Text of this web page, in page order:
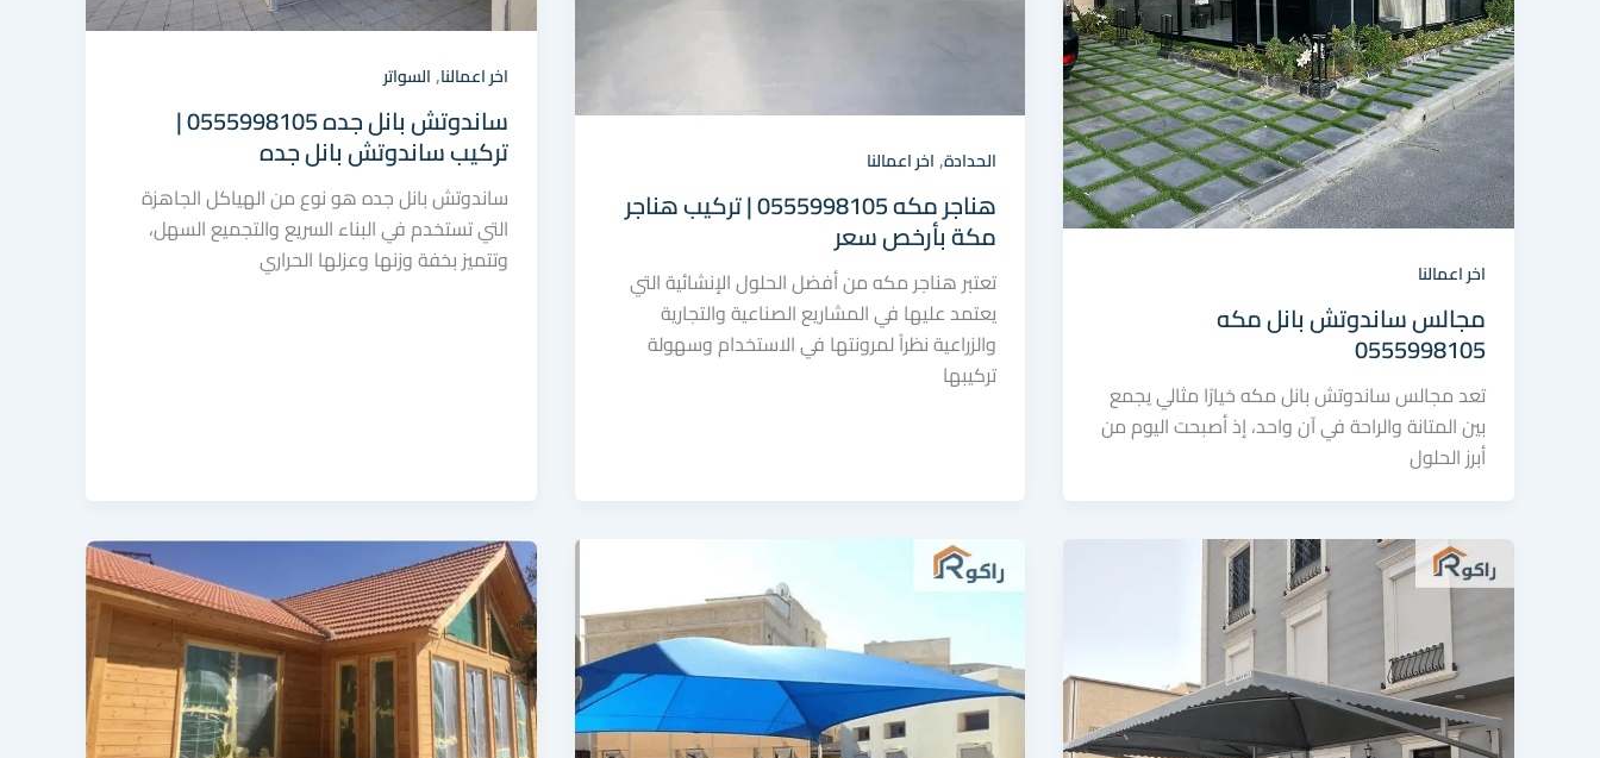
اخر اعمالنا
مجالس ساندوتش بانل مكه
0555998105
تعد مجالس ساندوتش بانل مكه خيارًا مثالي يجمع
بين المتانة والراحة في آن واحد، إذ أصبحت اليوم من
أبرز الحلول
الحدادة,اخر اعمالنا
هناجر مكه 0555998105 | تركيب هناجر
مكة بأرخص سعر
تعتبر هناجر مكه من أفضل الحلول الإنشائية التي
يعتمد عليها في المشاريع الصناعية والتجارية
والزراعية نظراً لمرونتها في الاستخدام وسهولة
تركيبها
اخر اعمالنا,السواتر
ساندوتش بانل جده 0555998105 |
تركيب ساندوتش بانل جده
ساندوتش بانل جده هو نوع من الهياكل الجاهزة
التي تستخدم في البناء السريع والتجميع السهل،
وتتميز بخفة وزنها وعزلها الحراري